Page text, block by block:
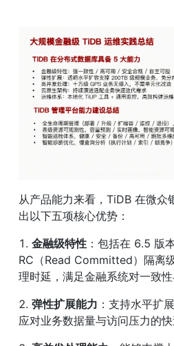
从产品能力来看，TiDB 在微众
出以下五项核心优势：
1. 金融级特性 ：包括在 6.5 版
RC（Read Committed）隔离
理时延，满足金融系统对一致
2. 弹性扩展能力 ：支持水平扩
应对业务数据量与访问压力的快